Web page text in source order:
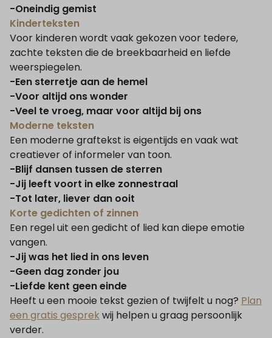
-Oneindig gemist
Kinderteksten
Voor kinderen wordt vaak gekozen voor tedere,
zachte teksten die de breekbaarheid en liefde
weerspiegelen.
-Een sterretje aan de hemel
-Voor altijd ons wonder
-Veel te vroeg, maar voor altijd bij ons
Moderne teksten
Een moderne graftekst is eigentijds en vaak wat
creatiever of informeler van toon.
-Blijf dansen tussen de sterren
-Jij leeft voort in elke zonnestraal
-Tot later, liever dan ooit
Korte gedichten of zinnen
Een regel uit een gedicht of lied kan diepe emotie
vangen.
-Jij was het lied in ons leven
-Geen dag zonder jou
-Liefde kent geen einde
Heeft u een mooie tekst gezien of twijfelt u nog? Plan
een gratis gesprek wij helpen u graag persoonlijk
verder.